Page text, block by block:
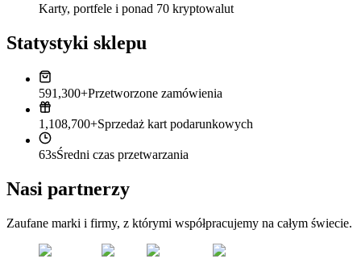
Karty, portfele i ponad 70 kryptowalut
Statystyki sklepu
591,300+Przetworzone zamówienia
1,108,700+Sprzedaż kart podarunkowych
63sŚredni czas przetwarzania
Nasi partnerzy
Zaufane marki i firmy, z którymi współpracujemy na całym świecie.